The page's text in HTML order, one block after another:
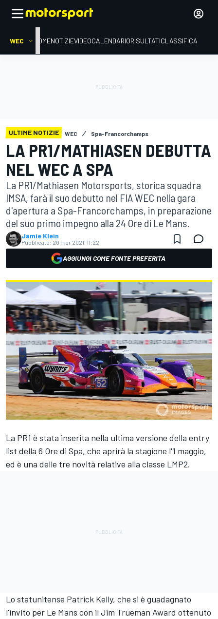
WEC HOMENOTIZIEVIDEOCALENDARIORISULTATICLASSIFICA
ULTIME NOTIZIE WEC Spa-Francorchamps
LA PR1/MATHIASEN DEBUTTA
NEL WEC A SPA
La PR1/Mathiasen Motorsports, storica squadra
IMSA, farà il suo debutto nel FIA WEC nella gara
d'apertura a Spa-Francorchamps, in preparazione
del suo primo impegno alla 24 Ore di Le Mans.
Jamie Klein
Pubblicato: 20 mar 2021, 11:22
AGGIUNGI COME FONTE PREFERITA
La PR1 è stata inserita nella ultima versione della entry
list della 6 Ore di Spa, che aprirà la stagione l'1 maggio,
ed è una delle tre novità relative alla classe LMP2.
Lo statunitense Patrick Kelly, che si è guadagnato
l'invito per Le Mans con il Jim Trueman Award ottenuto